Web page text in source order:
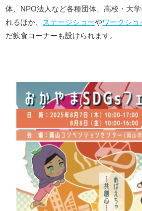
体、NPO法人など各種団体、高校・大
れるほか、
ステージショーやワークショ
だ飲食コーナーも設けられます。